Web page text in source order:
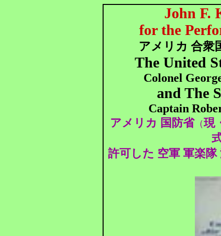
John F.
for the
アメリカ 合衆
The United
Colonel
and The
Captain
アメリカ 国防省（現
許可した 空軍 軍楽